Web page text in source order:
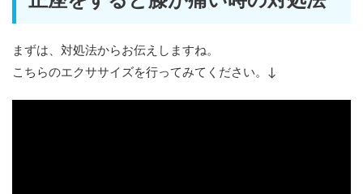
まずは、対処法からお伝えしますね。
こちらのエクササイズを行ってみてください。↓